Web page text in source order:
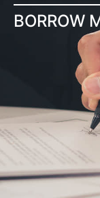
BORROW